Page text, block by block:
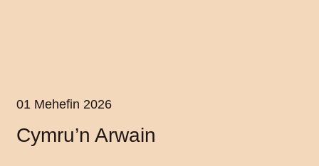
01 Mehefin 2026
Cymru’n Arwain